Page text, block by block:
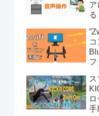
ア
る
コ
フ
手